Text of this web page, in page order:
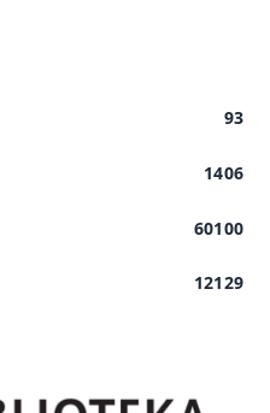
93
1406
60100
12129